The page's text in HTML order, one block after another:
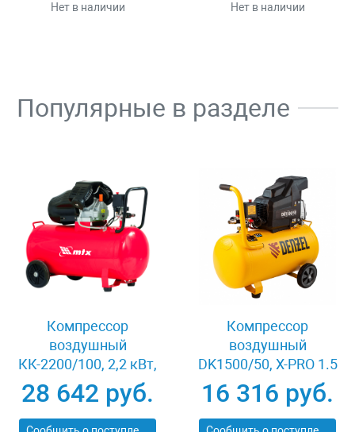
Нет в наличии Нет в наличии
Популярные в разделе
Компрессор
воздушный
КК-2200/100, 2,2 кВт,
350 л/мин, 100 л,
прямой привод,
масляный MTX 58033
28 642 руб.
Компрессор
воздушный
DK1500/50, Х-PRO 1.5
кВт, 230 л/мин, 50 л
Denzel 58064
16 316 руб.